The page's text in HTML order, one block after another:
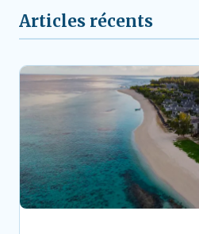
Articles récents